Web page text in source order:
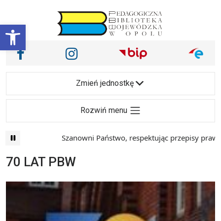
Otwórz pasek narzędzi
Main Navigation
Nasze media społecznościowe i inne
Facebook Instagram
Zmień jednostkę
Rozwiń menu
Szanowni Państwo, respektując przepisy prawa
70 LAT PBW